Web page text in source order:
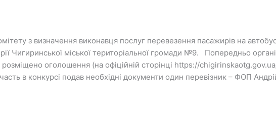
з визначення виконавця послуг перевезення пасажирів на
Чигиринської міської територіальної громади №9. Попередньо
оголошення (на офіційній сторінці https://
в конкурсі подав необхідні документи один перевізник – ФОП